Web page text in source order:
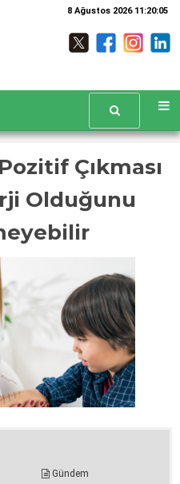
8 Ağustos 2026 11:20:06
Çıkması
Olduğunu
Gündem